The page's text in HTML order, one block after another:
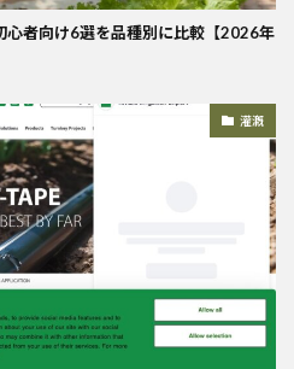
心者向け6選を品種別に比較【2026年
灌漑